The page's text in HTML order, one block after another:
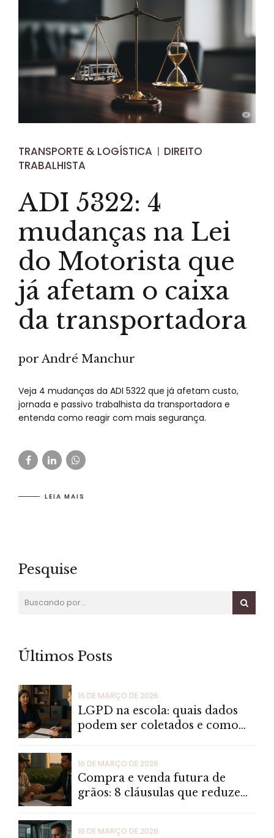
TRANSPORTE & LOGÍSTICA
DIREITO
TRABALHISTA
ADI 5322: 4
mudanças na Lei
do Motorista que
já afetam o caixa
da transportadora
por André Manchur
Veja 4 mudanças da ADI 5322 que já afetam custo,
jornada e passivo trabalhista da transportadora e
entenda como reagir com mais segurança.
LEIA MAIS
Pesquise
Últimos Posts
16 DE MARÇO DE 2026
LGPD na escola: quais dados
podem ser coletados e como
16 DE MARÇO DE 2026
Compra e venda futura de
grãos: 8 cláusulas que reduzem
16 DE MARÇO DE 2026